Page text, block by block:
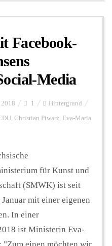
Facebook-
Media
2018 1 Hintergrund
, Christian Piwarz, Eva-Maria
für Kunst und
(SMWK) ist seit
mit einer eigenen
In einer
ist Ministerin Eva-